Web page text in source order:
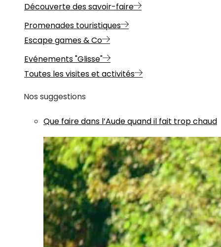
Découverte des savoir-faire
Promenades touristiques
Escape games & Co
Evénements "Glisse"
Toutes les visites et activités
Nos suggestions
Que faire dans l’Aude quand il fait trop chaud